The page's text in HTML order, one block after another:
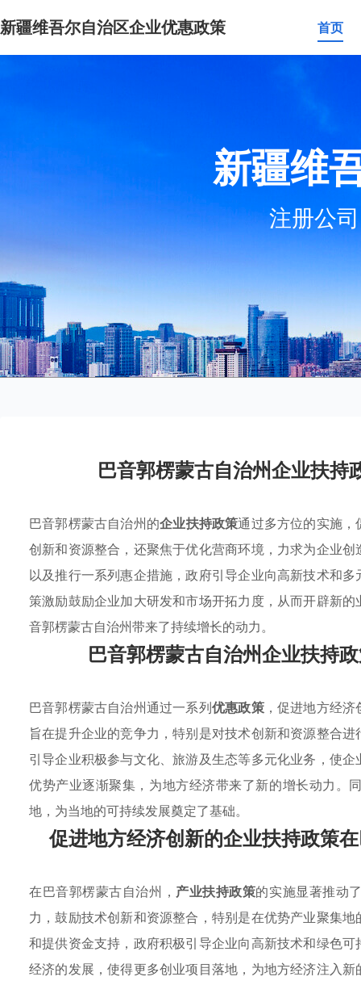
新疆维吾尔自治区企业优惠政策 首页
新疆维
注册公
巴音郭楞蒙古自治州企业扶持
巴音郭楞蒙古自治州的企业扶持政策通过多方位的实施
创新和资源整合，还聚焦于优化营商环境，力求为企业
以及推行一系列惠企措施，政府引导企业向高新技术和
策激励鼓励企业加大研发和市场开拓力度，从而开辟新
音郭楞蒙古自治州带来了持续增长的动力。
巴音郭楞蒙古自治州企业扶持
巴音郭楞蒙古自治州通过一系列优惠政策，促进地方经济
旨在提升企业的竞争力，特别是对技术创新和资源整合
引导企业积极参与文化、旅游及生态等多元化业务，使
优势产业逐渐聚集，为地方经济带来了新的增长动力。
地，为当地的可持续发展奠定了基础。
促进地方经济创新的企业扶持政策
在巴音郭楞蒙古自治州， 产业扶持政策的实施显著推动
力，鼓励技术创新和资源整合，特别是在优势产业聚集
和提供资金支持，政府积极引导企业向高新技术和绿色
经济的发展，使得更多创业项目落地，为地方经济注入